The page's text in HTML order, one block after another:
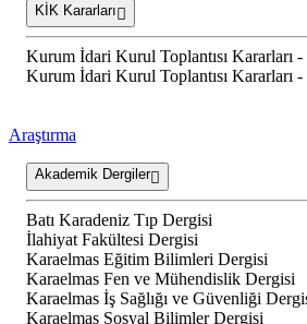
KİK Kararları
Kurum İdari Kurul Toplantısı Kararları
Kurum İdari Kurul Toplantısı Kararları -
Araştırma
Akademik Dergiler
Batı Karadeniz Tıp Dergisi
İlahiyat Fakültesi Dergisi
Karaelmas Eğitim Bilimleri Dergisi
Karaelmas Fen ve Mühendislik Dergisi
Karaelmas İş Sağlığı ve Güvenliği
Karaelmas Sosyal Bilimler Dergisi